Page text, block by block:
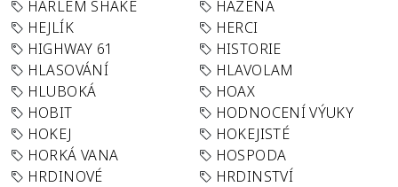
HARLEM SHAKE
HÁZENÁ
HEJLÍK
HERCI
HIGHWAY 61
HISTORIE
HLASOVÁNÍ
HLAVOLAM
HLUBOKÁ
HOAX
HOBIT
HODNOCENÍ VÝUKY
HOKEJ
HOKEJISTÉ
HORKÁ VANA
HOSPODA
HRDINOVÉ
HRDINSTVÍ